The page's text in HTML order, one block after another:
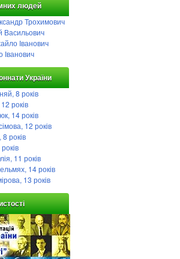
людей
Трохимович
Васильович
Іванович
Іванович
України
8 років
років
14 років
12 років
років
11 років
14 років
13 років